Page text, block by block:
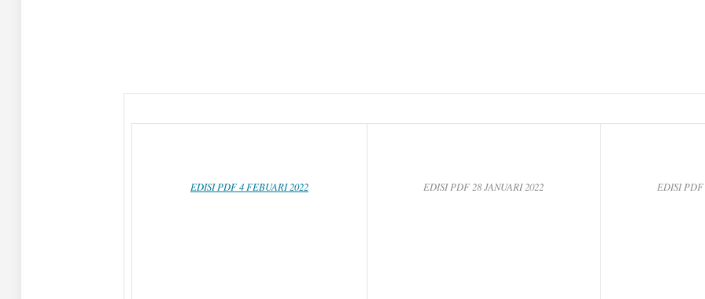
EDISI PDF 4 FEBUARI 2022 EDISI PDF 28 JANUARI 2022 EDISI